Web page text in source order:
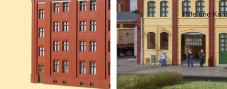
Hilfe und